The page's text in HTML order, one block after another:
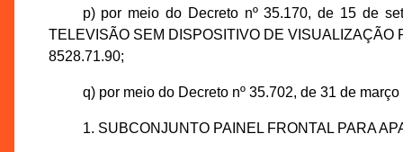
p) por meio do Decreto nº 35.170, de 15 de
TELEVISÃO SEM DISPOSITIVO DE VISUALIZAÇÃO
8528.71.90;
q) por meio do Decreto nº 35.702, de 31 de
1. SUBCONJUNTO PAINEL FRONTAL PARA